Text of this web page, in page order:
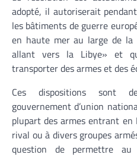
adopté, il autoriserait
les bâtiments de guerre
en haute mer au large de la
allant vers la Libye» et
transporter des armes et des
Ces dispositions sont
gouvernement d’union
plupart des armes entrant
rival ou à divers groupes
question de permettre au